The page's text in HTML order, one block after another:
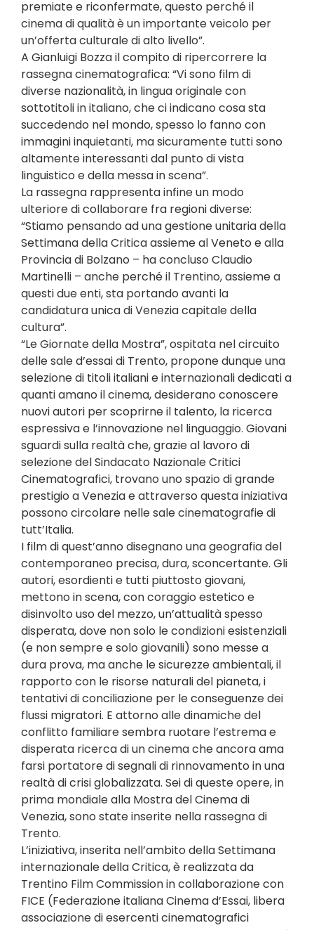
premiate e riconfermate, questo perché il
cinema di qualità è un importante veicolo per
un’offerta culturale di alto livello”.
A Gianluigi Bozza il compito di ripercorrere la
rassegna cinematografica: “Vi sono film di
diverse nazionalità, in lingua originale con
sottotitoli in italiano, che ci indicano cosa sta
succedendo nel mondo, spesso lo fanno con
immagini inquietanti, ma sicuramente tutti sono
altamente interessanti dal punto di vista
linguistico e della messa in scena”.
La rassegna rappresenta infine un modo
ulteriore di collaborare fra regioni diverse:
“Stiamo pensando ad una gestione unitaria della
Settimana della Critica assieme al Veneto e alla
Provincia di Bolzano – ha concluso Claudio
Martinelli – anche perché il Trentino, assieme a
questi due enti, sta portando avanti la
candidatura unica di Venezia capitale della
cultura”.
“Le Giornate della Mostra”, ospitata nel circuito
delle sale d’essai di Trento, propone dunque una
selezione di titoli italiani e internazionali dedicati a
quanti amano il cinema, desiderano conoscere
nuovi autori per scoprirne il talento, la ricerca
espressiva e l’innovazione nel linguaggio. Giovani
sguardi sulla realtà che, grazie al lavoro di
selezione del Sindacato Nazionale Critici
Cinematografici, trovano uno spazio di grande
prestigio a Venezia e attraverso questa iniziativa
possono circolare nelle sale cinematografie di
tutt’Italia.
I film di quest’anno disegnano una geografia del
contemporaneo precisa, dura, sconcertante. Gli
autori, esordienti e tutti piuttosto giovani,
mettono in scena, con coraggio estetico e
disinvolto uso del mezzo, un’attualità spesso
disperata, dove non solo le condizioni esistenziali
(e non sempre e solo giovanili) sono messe a
dura prova, ma anche le sicurezze ambientali, il
rapporto con le risorse naturali del pianeta, i
tentativi di conciliazione per le conseguenze dei
flussi migratori. E attorno alle dinamiche del
conflitto familiare sembra ruotare l’estrema e
disperata ricerca di un cinema che ancora ama
farsi portatore di segnali di rinnovamento in una
realtà di crisi globalizzata. Sei di queste opere, in
prima mondiale alla Mostra del Cinema di
Venezia, sono state inserite nella rassegna di
Trento.
L’iniziativa, inserita nell’ambito della Settimana
internazionale della Critica, è realizzata da
Trentino Film Commission in collaborazione con
FICE (Federazione italiana Cinema d’Essai, libera
associazione di esercenti cinematografici